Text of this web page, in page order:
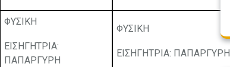
ΦΥΣΙΚΗ
ΕΙΣΗΓΗΤΡΙΑ:
ΠΑΠΑΡΓΥΡΗ
ΦΥΣΙΚΗ
ΕΙΣΗΓΗΤΡΙΑ: ΠΑΠΑΡΓΥΡΗ